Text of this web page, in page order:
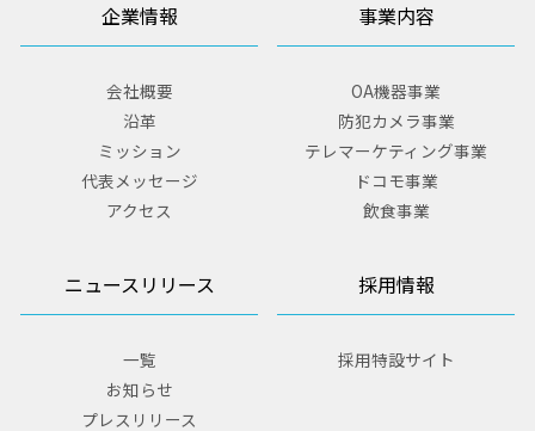
企業情報
会社概要
沿革
ミッション
代表メッセージ
アクセス
事業内容
OA機器事業
防犯カメラ事業
テレマーケティング事業
ドコモ事業
飲食事業
ニュースリリース
一覧
お知らせ
プレスリリース
採用情報
採用特設サイト